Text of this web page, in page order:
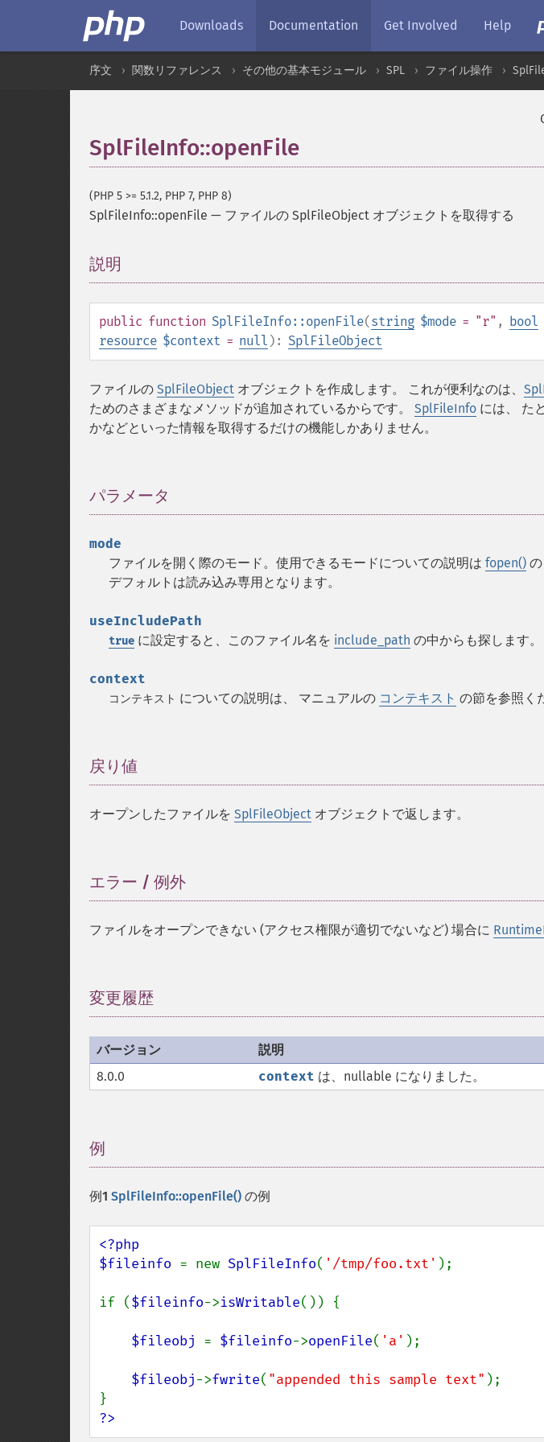
Downloads Documentation Get Involved Help
序文 関数リファレンス その他の基本モジュール SPL ファイル操作
SplFileInfo::openFile
(PHP 5 >= 5.1.2, PHP 7, PHP 8)
SplFileInfo::openFile — ファイルの SplFileObject オブジェクトを取得する
説明
public function SplFileInfo::openFile(string $mode = "r" , bool
resource $context = null ): SplFileObject
ファイルの SplFileObject オブジェクトを作成します。 これが便利なのは、
ためのさまざまなメソッドが追加されているからです。 SplFileInfo には、 た
かなどといった情報を取得するだけの機能しかありません。
パラメータ
mode
ファイルを開く際のモード。使用できるモードについての説明は fopen()
デフォルトは読み込み専用となります。
useIncludePath
true に設定すると、このファイル名を include_path の中からも探します。
context
コンテキスト についての説明は、 マニュアルの コンテキスト の節を参照く
戻り値
オープンしたファイルを SplFileObject オブジェクトで返します。
エラー / 例外
ファイルをオープンできない (アクセス権限が適切でないなど) 場合に
変更履歴
バージョン
説明
8.0.0
context は、nullable になりました。
例
例1 SplFileInfo::openFile() の例
<?php
$fileinfo = new SplFileInfo( '/tmp/foo.txt' );
if ($fileinfo->isWritable()) {
$fileobj = $fileinfo->openFile( 'a' );
$fileobj->fwrite( "appended this sample text" );
?>